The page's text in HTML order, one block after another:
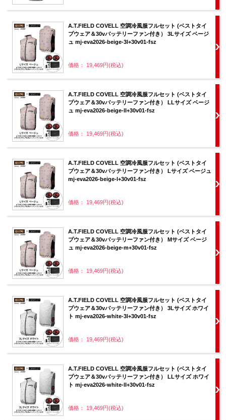
A.T.FIELD COVELL 空調冷風服フルセット (ベストタイ
プウェア＆30vバッテリーファン付き） 3Lサイズ ベージ
ュ mj-eva2026-beige-3l+30v01-fsz
価格： 19,469円(税込)
A.T.FIELD COVELL 空調冷風服フルセット (ベストタイ
プウェア＆30vバッテリーファン付き） LLサイズ ベージ
ュ mj-eva2026-beige-ll+30v01-fsz
価格： 19,469円(税込)
A.T.FIELD COVELL 空調冷風服フルセット (ベストタイ
プウェア＆30vバッテリーファン付き） Lサイズ ベージュ
mj-eva2026-beige-l+30v01-fsz
価格： 19,469円(税込)
A.T.FIELD COVELL 空調冷風服フルセット (ベストタイ
プウェア＆30vバッテリーファン付き） Mサイズ ベージ
ュ mj-eva2026-beige-m+30v01-fsz
価格： 19,469円(税込)
A.T.FIELD COVELL 空調冷風服フルセット (ベストタイ
プウェア＆30vバッテリーファン付き） 3Lサイズ ホワイ
ト mj-eva2026-white-3l+30v01-fsz
価格： 19,469円(税込)
A.T.FIELD COVELL 空調冷風服フルセット (ベストタイ
プウェア＆30vバッテリーファン付き） LLサイズ ホワイ
ト mj-eva2026-white-ll+30v01-fsz
価格： 19,469円(税込)